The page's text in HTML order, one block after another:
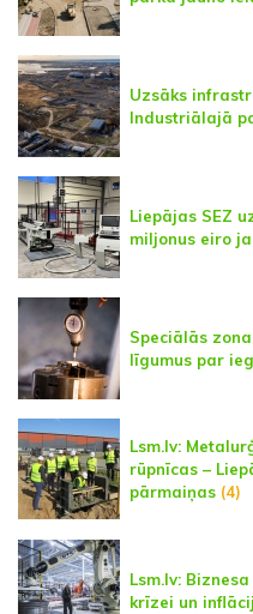
Uzsāks
Industriālajā
Liepājas SEZ
miljonus eiro
Speciālās
līgumus par
Lsm.lv:
rūpnīcas –
pārmaiņas (4)
Lsm.lv:
krīzei un